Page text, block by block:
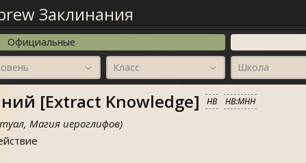
Заклинания
Официальные
Класс Школа
[Extract Knowledge] HB HB:MHH
Магия иероглифов)